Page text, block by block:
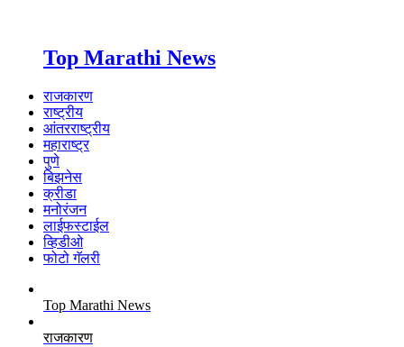
Top Marathi News
राजकारण
राष्ट्रीय
आंतरराष्ट्रीय
महाराष्ट्र
पुणे
बिझनेस
क्रीडा
मनोरंजन
लाईफस्टाईल
व्हिडीओ
फोटो गॅलरी
Top Marathi News
राजकारण